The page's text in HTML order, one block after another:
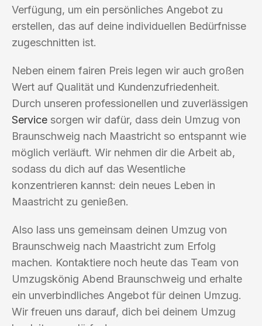
Verfügung, um ein persönliches Angebot zu
erstellen, das auf deine individuellen Bedürfnisse
zugeschnitten ist.
Neben einem fairen Preis legen wir auch großen
Wert auf Qualität und Kundenzufriedenheit.
Durch unseren professionellen und zuverlässigen
Service sorgen wir dafür, dass dein Umzug von
Braunschweig nach Maastricht so entspannt wie
möglich verläuft. Wir nehmen dir die Arbeit ab,
sodass du dich auf das Wesentliche
konzentrieren kannst: dein neues Leben in
Maastricht zu genießen.
Also lass uns gemeinsam deinen Umzug von
Braunschweig nach Maastricht zum Erfolg
machen. Kontaktiere noch heute das Team von
Umzugskönig Abend Braunschweig und erhalte
ein unverbindliches Angebot für deinen Umzug.
Wir freuen uns darauf, dich bei deinem Umzug